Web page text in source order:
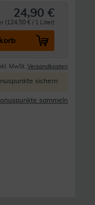
24,90 €
(124,50 € / 1 Liter)
MwSt. Versandkosten
sichern
sammeln